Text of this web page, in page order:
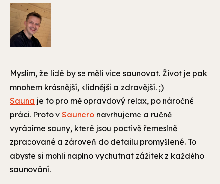
Myslím, že lidé by se měli více saunovat. Život je pak
mnohem krásnější, klidnější a zdravější. ;)
Sauna je to pro mě opravdový relax, po náročné
práci. Proto v Saunero navrhujeme a ručně
vyrábíme sauny, které jsou poctivě řemeslně
zpracované a zároveň do detailu promyšlené. To
abyste si mohli naplno vychutnat zážitek z každého
saunování.